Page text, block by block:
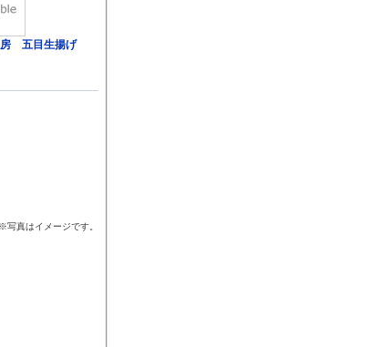
房 五目生揚げ
※写真はイメージです。